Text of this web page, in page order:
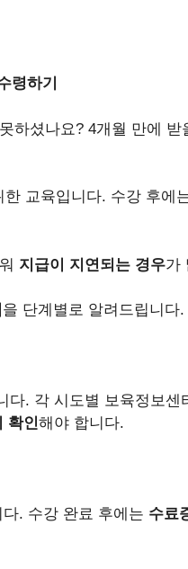
령하기
하셨나요? 4개월 만에
교육입니다. 수강 후에
지급이 지연되는 경우가
을 단계별로 알려드립니다.
다. 각 시도별 보육정보
확인해야 합니다.
. 수강 완료 후에는 수료